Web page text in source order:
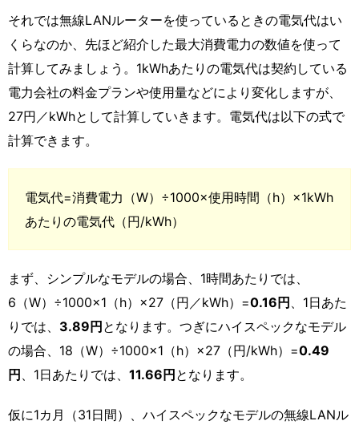
それでは無線LANルーターを使っているときの電気代はい
くらなのか、先ほど紹介した最大消費電力の数値を使って
計算してみましょう。1kWhあたりの電気代は契約している
電力会社の料金プランや使用量などにより変化しますが、
27円／kWhとして計算していきます。電気代は以下の式で
計算できます。
電気代=消費電力（W）÷1000×使用時間（h）×1kWh
あたりの電気代（円/kWh）
まず、シンプルなモデルの場合、1時間あたりでは、
6（W）÷1000×1（h）×27（円／kWh）=0.16円 、1日あた
りでは、 3.89円となります。つぎにハイスペックなモデル
の場合、18（W）÷1000×1（h）×27（円/kWh）=0.49
円 、1日あたりでは、 11.66円となります。
仮に1カ月（31日間）、ハイスペックなモデルの無線LANル